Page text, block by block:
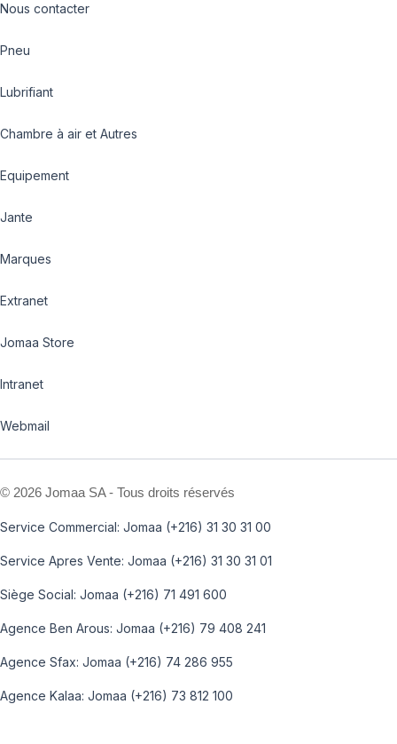
Nous contacter
Pneu
Lubrifiant
Chambre à air et Autres
Equipement
Jante
Marques
Extranet
Jomaa Store
Intranet
Webmail
© 2026 Jomaa SA - Tous droits réservés
Service Commercial: Jomaa (+216) 31 30 31 00
Service Apres Vente: Jomaa (+216) 31 30 31 01
Siège Social: Jomaa (+216) 71 491 600
Agence Ben Arous: Jomaa (+216) 79 408 241
Agence Sfax: Jomaa (+216) 74 286 955
Agence Kalaa: Jomaa (+216) 73 812 100